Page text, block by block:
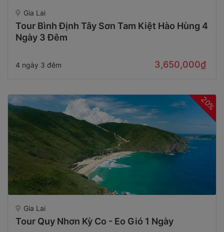
Gia Lai
Tour Bình Định Tây Sơn Tam Kiệt Hào Hùng 4
Ngày 3 Đêm
4 ngày 3 đêm 3,650,000₫
20%
Gia Lai
Tour Quy Nhơn Kỳ Co - Eo Gió 1 Ngày